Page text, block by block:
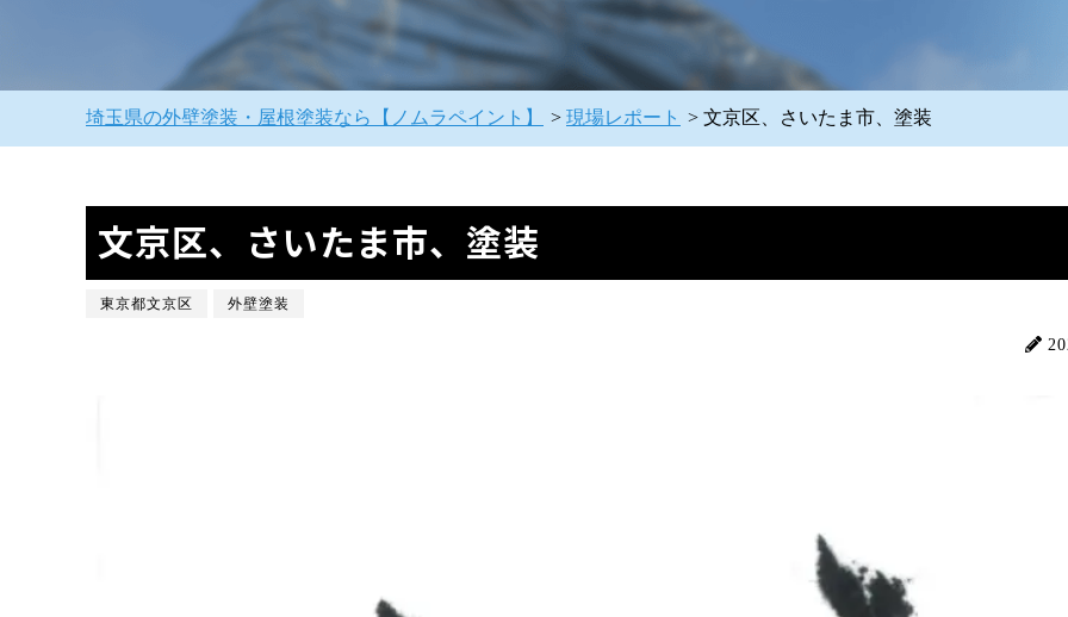
埼玉県の外壁塗装・屋根塗装なら【ノムラペイント】 > 現場レポート > 文京区、さいたま市、塗装
文京区、さいたま市、塗装
東京都文京区 外壁塗装